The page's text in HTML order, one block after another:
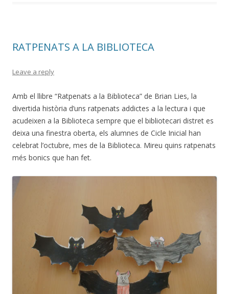
RATPENATS A LA BIBLIOTECA
Leave a reply
Amb el llibre “Ratpenats a la Biblioteca” de Brian Lies, la
divertida història d’uns ratpenats addictes a la lectura i que
acudeixen a la Biblioteca sempre que el bibliotecari distret es
deixa una finestra oberta, els alumnes de Cicle Inicial han
celebrat l’octubre, mes de la Biblioteca. Mireu quins ratpenats
més bonics que han fet.